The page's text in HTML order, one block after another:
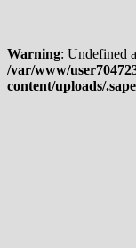
Warning: Undefined
/var/www/
content/uploads/